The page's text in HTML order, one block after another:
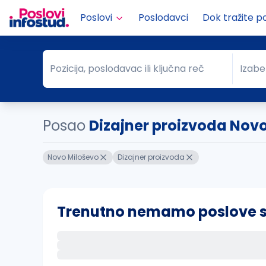
Poslovi Poslodavci Dok tražite
Pozicija, poslodavac ili ključna reč
Pozicija, poslodavac ili ključna reč Grad
Posao Dizajner proizvoda
Novo Miloševo Dizajner proizvoda
Trenutno nemamo poslove